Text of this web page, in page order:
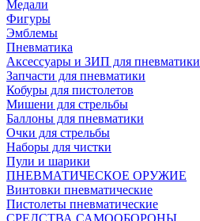
Медали
Фигуры
Эмблемы
Пневматика
Аксессуары и ЗИП для пневматики
Запчасти для пневматики
Кобуры для пистолетов
Мишени для стрельбы
Баллоны для пневматики
Очки для стрельбы
Наборы для чистки
Пули и шарики
ПНЕВМАТИЧЕСКОЕ ОРУЖИЕ
Винтовки пневматические
Пистолеты пневматические
СРЕДСТВА САМООБОРОНЫ